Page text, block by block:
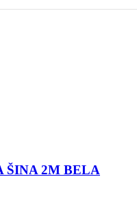
ŠINA 2M BELA